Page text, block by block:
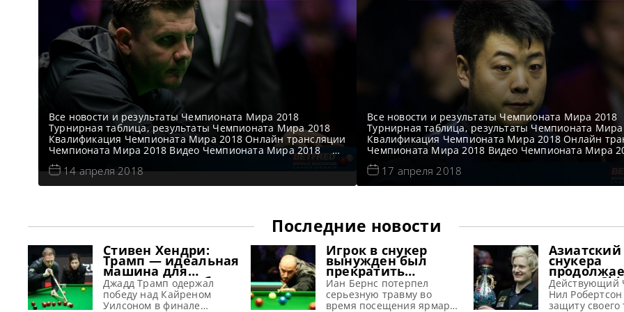
Все новости и результаты Чемпионата Мира 2018
Турнирная таблица, результаты Чемпионата Мира 2018
Квалификация Чемпионата Мира 2018 Онлайн трансляции
Чемпионата Мира 2018 Видео Чемпионата Мира 2018
Видео матча Том Форд — Leo Fernandez. Первый
квалификационный раунд Вторая сессия
https://youtu.be/D8JMlbYDMoA Видео матча Джимми
14 апреля 2018
Все новости и результаты Чемпионата Мира 2018
Турнирная таблица, результаты Чемпионата
Квалификация Чемпионата Мира 2018 Онлайн
Чемпионата Мира 2018 Видео Чемпионата Мира
Видео матча Стивен Магуайр — Хаммад Миах.
квалификационный раунд Первая сессия
https://youtu.be/Z7ehmJRVGbg Вторая сессия
17 апреля 2018
Последние новости
Стивен Хендри:
Трамп — идеальная
машина для
завоевания побед
Джадд Трамп одержал
победу над Кайреном
Уилсоном в финале
Игрок в снукер
вынужден был
прекратить
выступления из-за
серьезной травмы,
полученной на
Иан Бернс потерпел
серьезную травму во
время посещения ярмарки
Азиатский
снукера
турнир
2026
рекордные
Действующий
Нил
защиту своего